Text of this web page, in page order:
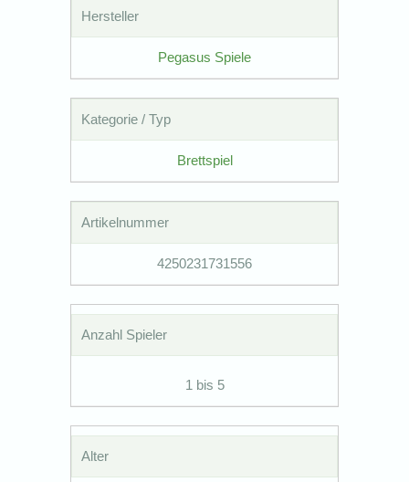
Hersteller
Pegasus Spiele
Kategorie / Typ
Brettspiel
Artikelnummer
4250231731556
Anzahl Spieler
1 bis 5
Alter